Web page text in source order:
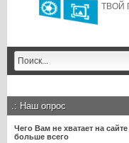
ТВОЙ
.: Наш опрос
Чего Вам не хватает на сайте
больше всего